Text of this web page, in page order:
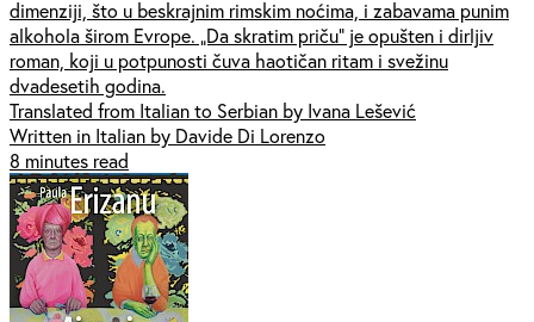
dimenziji, što u beskrajnim rimskim noćima, i zabavama punim
alkohola širom Evrope. „Da skratim priču” je opušten i dirljiv
roman, koji u potpunosti čuva haotičan ritam i svežinu
dvadesetih godina.
Translated from Italian to Serbian by Ivana Lešević
Written in Italian by Davide Di Lorenzo
8 minutes read